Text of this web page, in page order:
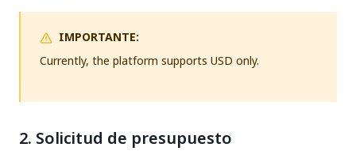
IMPORTANTE:
Currently, the platform supports USD only.
2. Solicitud de presupuesto